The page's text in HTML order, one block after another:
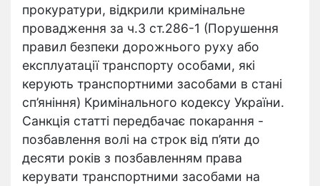
прокуратури, відкрили кримінальне
провадження за ч.3 ст.286-1 (Порушення
правил безпеки дорожнього руху або
експлуатації транспорту особами, які
керують транспортними засобами в стані
сп’яніння) Кримінального кодексу України.
Санкція статті передбачає покарання -
позбавлення волі на строк від п’яти до
десяти років з позбавленням права
керувати транспортними засобами на